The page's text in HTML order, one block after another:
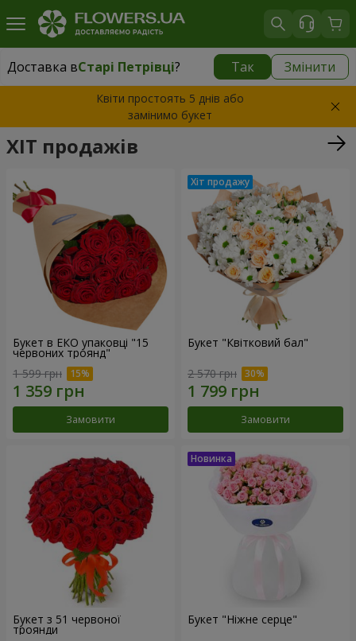
Доставка вСтарі Петрівці? Так Змінити
Доставка вСтарі Петрівці|безкоштовно
Квіти простоять 5 днів або
замінимо букет
ХІТ продажів
Букет в ЕКО упаковці "15
червоних троянд"
1 599 грн
Замовити
Букет "Квітковий бал"
2 570 грн
Замовити
Букет з 51 червоної
троянди
Букет "Ніжне серце"